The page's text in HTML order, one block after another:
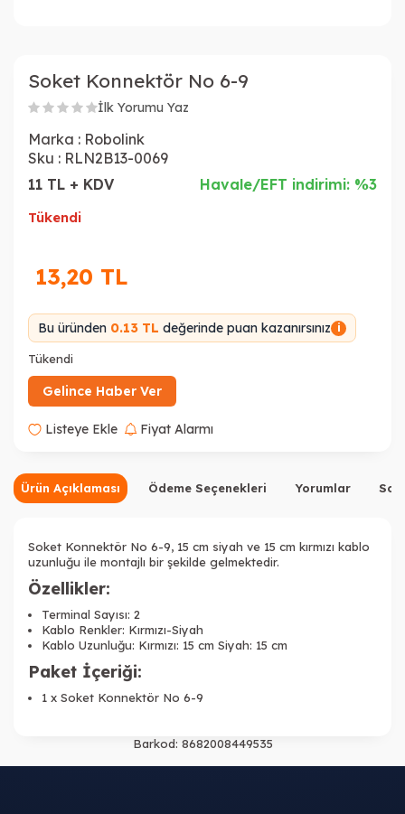
Soket Konnektör No 6-9
İlk Yorumu Yaz
Marka : Robolink
Sku : RLN2B13-0069
11 TL + KDV
Havale/EFT indirimi: %3
Tükendi
13,20 TL
Bu üründen 0.13 TL değerinde puan kazanırsınız i
Tükendi
Gelince Haber Ver
Listeye Ekle Fiyat Alarmı
Ürün Açıklaması Ödeme Seçenekleri Yorumlar
Soket Konnektör No 6-9, 15 cm siyah ve 15 cm kırmızı kablo
uzunluğu ile montajlı bir şekilde gelmektedir.
Özellikler:
Terminal Sayısı: 2
Kablo Renkler: Kırmızı-Siyah
Kablo Uzunluğu: Kırmızı: 15 cm Siyah: 15 cm
Paket İçeriği:
1 x Soket Konnektör No 6-9
Barkod: 8682008449535